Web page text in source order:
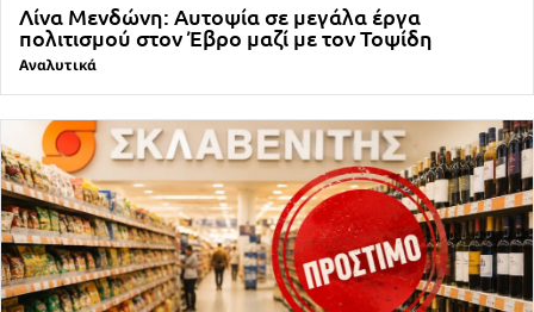
Λίνα Μενδώνη: Αυτοψία σε μεγάλα έργα
πολιτισμού στον Έβρο μαζί με τον Τοψίδη
Αναλυτικά